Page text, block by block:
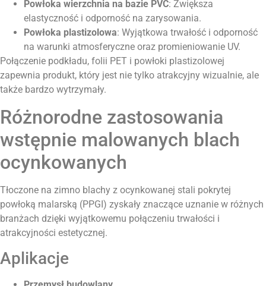
Powłoka wierzchnia na bazie PVC: Zwiększa
elastyczność i odporność na zarysowania.
Powłoka plastizolowa: Wyjątkowa trwałość i odporność
na warunki atmosferyczne oraz promieniowanie UV.
Połączenie podkładu, folii PET i powłoki plastizolowej
zapewnia produkt, który jest nie tylko atrakcyjny wizualnie, ale
także bardzo wytrzymały.
Różnorodne zastosowania
wstępnie malowanych blach
ocynkowanych
Tłoczone na zimno blachy z ocynkowanej stali pokrytej
powłoką malarską (PPGI) zyskały znaczące uznanie w różnych
branżach dzięki wyjątkowemu połączeniu trwałości i
atrakcyjności estetycznej.
Aplikacje